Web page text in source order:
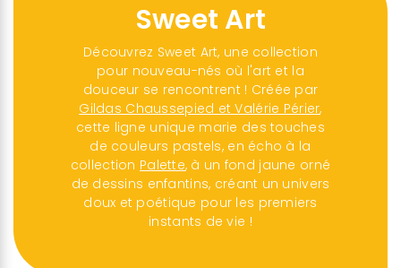
Sweet Art
Découvrez Sweet Art, une collection
pour nouveau-nés où l'art et la
douceur se rencontrent ! Créée par
Gildas Chaussepied et Valérie Périer,
cette ligne unique marie des touches
de couleurs pastels, en écho à la
collection Palette, à un fond jaune orné
de dessins enfantins, créant un univers
doux et poétique pour les premiers
instants de vie !